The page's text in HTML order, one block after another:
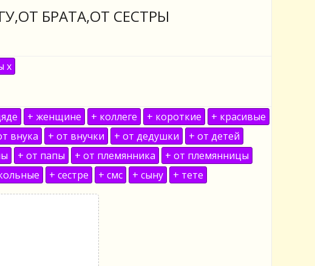
БРАТА,ОТ СЕСТРЫ
x
+ женщине + коллеге + короткие
+ красивые
внука + от внучки + от дедушки
+ от детей
+ от папы + от племянника
+ от племянницы
+ сестре + смс + сыну + тете